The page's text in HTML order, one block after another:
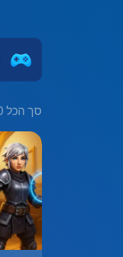
סך הכל 10 משחקים חינם דף 1 מתוך 1